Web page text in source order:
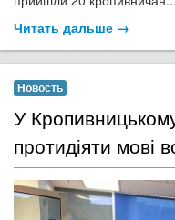
Читать дальше →
​У
протидіяти мові